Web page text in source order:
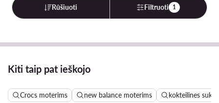
Rūšiuoti Filtruoti 1
Kiti taip pat ieškojo
Crocs moterims new balance moterims kokteilines